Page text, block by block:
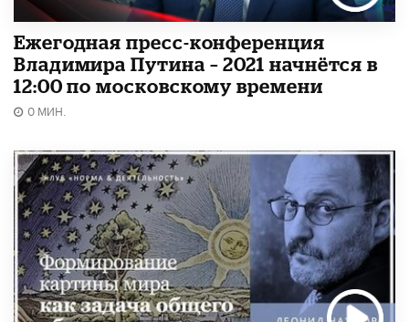
Ежегодная пресс-конференция
Владимира Путина – 2021 начнётся в
12:00 по московскому времени
0 МИН.